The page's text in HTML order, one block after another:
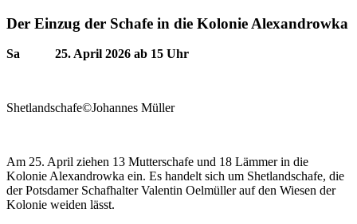
Der Einzug der Schafe in die Kolonie Alexandrowka
Sa 25. April 2026 ab 15 Uhr
Shetlandschafe©Johannes Müller
Am 25. April ziehen 13 Mutterschafe und 18 Lämmer in die
Kolonie Alexandrowka ein. Es handelt sich um Shetlandschafe, die
der Potsdamer Schafhalter Valentin Oelmüller auf den Wiesen der
Kolonie weiden lässt.